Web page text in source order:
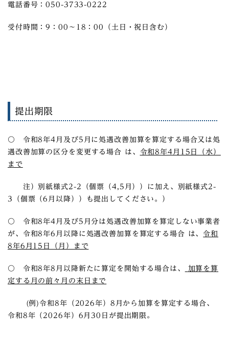
電話番号：050-3733-0222
受付時間：9：00～18：00（土日・祝日含む）
提出期限
〇 令和8年4月及び5月に処遇改善加算を算定する場合又は処
遇改善加算の区分を変更する場合 は、 令和8年4月15日（水）
まで
注）別紙様式2-2（個票（4,5月））に加え、別紙様式2-
3（個票（6月以降））も提出してください。）
〇 令和8年4月及び5月分は処遇改善加算を算定しない事業者
が、令和8年6月以降に処遇改善加算を算定する場合 は、令和
8年6月15日（月）まで
〇 令和8年8月以降新たに算定を開始する場合は、
加算を算
定する月の前々月の末日まで
(例)令和8年（2026年）8月から加算を算定する場合、
令和8年（2026年）6月30日が提出期限。